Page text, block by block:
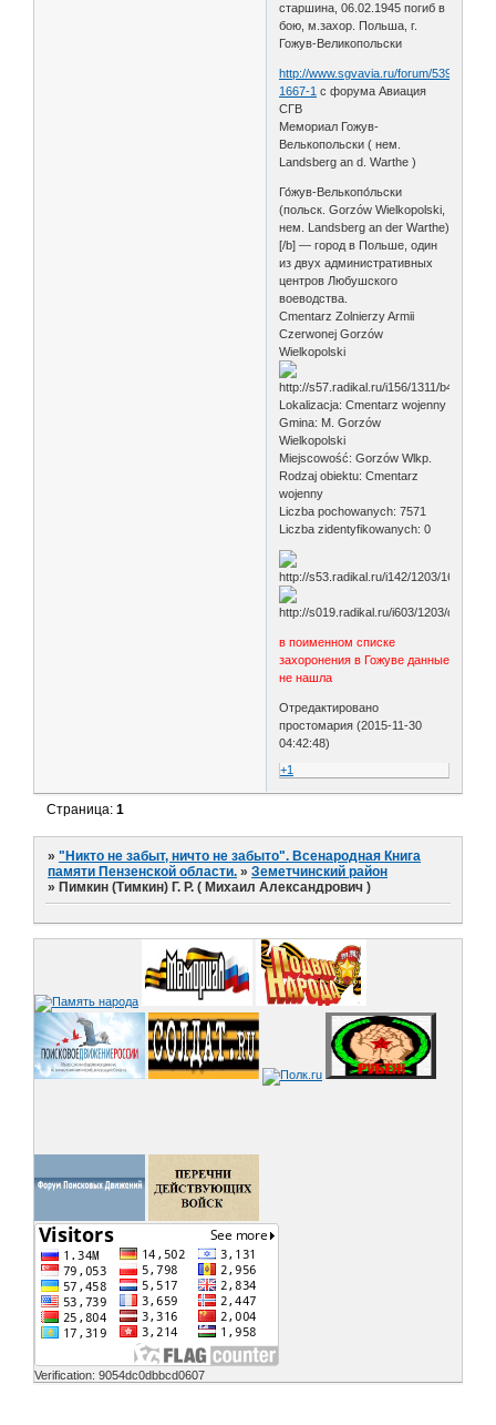
старшина, 06.02.1945 погиб в
бою, м.захор. Польша, г.
Гожув-Великопольски
http://www.sgvavia.ru/forum/539-
1667-1 с форума Авиация
СГВ
Мемориал Гожув-
Велькопольски ( нем.
Landsberg an d. Warthe )
Го́жув-Велькопо́льски
(польск. Gorzów Wielkopolski,
нем. Landsberg an der Warthe)
[/b] — город в Польше, один
из двух административных
центров Любушского
воеводства.
Cmentarz Zolnierzy Armii
Czerwonej Gorzów
Wielkopolski
Lokalizacja: Cmentarz wojenny
Gmina: M. Gorzów
Wielkopolski
Miejscowość: Gorzów Wlkp.
Rodzaj obiektu: Cmentarz
wojenny
Liczba pochowanych: 7571
Liczba zidentyfikowanych: 0
в поименном списке
захоронения в Гожуве данные
не нашла
Отредактировано
простомария (2015-11-30
04:42:48)
+1
Страница:1
»"Никто не забыт, ничто не забыто". Всенародная Книга
памяти Пензенской области. »Земетчинский район
»Пимкин (Тимкин) Г. Р. ( Михаил Александрович )
Verification: 9054dc0dbbcd0607